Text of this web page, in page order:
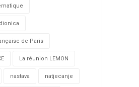
de Paris
La réunion LEMON
nastava natjecanje